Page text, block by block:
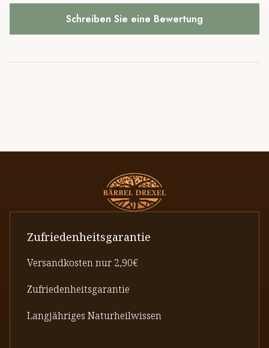
Schreiben Sie eine Bewertung
Zufriedenheitsgarantie
Versandkosten nur 2,90€
Zufriedenheitsgarantie
Langjähriges Naturheilwissen